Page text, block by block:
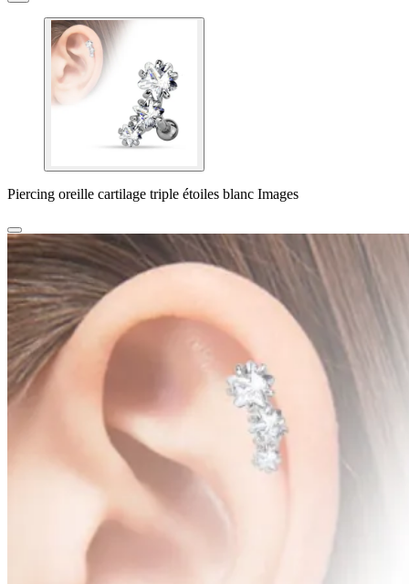
Piercing oreille cartilage triple étoiles blanc Images